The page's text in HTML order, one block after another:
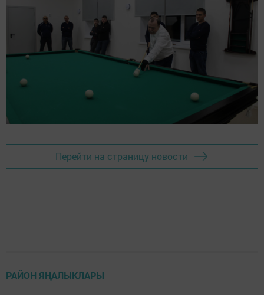
Перейти на страницу новости
РАЙОН ЯҢАЛЫКЛАРЫ